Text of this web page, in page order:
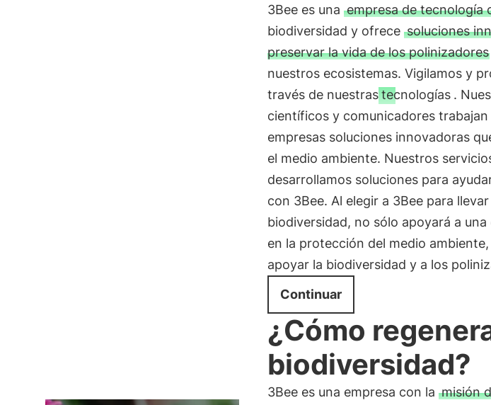
3Bee es una empresa de tecnología
biodiversidad y ofrece soluciones
preservar la vida de los polinizadores
nuestros ecosistemas. Vigilamos y
través de nuestrastecnologías .
científicos y comunicadores
empresas soluciones innovadoras
el medio ambiente. Nuestros
desarrollamos soluciones para
con 3Bee. Al elegir a 3Bee para
biodiversidad, no sólo apoyará a
en la protección del medio
apoyar la biodiversidad y a los
Continuar
¿Cómo
biodiversidad?
3Bee es una empresa con la misión